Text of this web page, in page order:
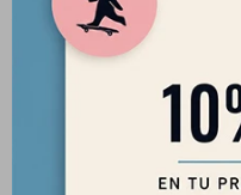
Largo: 32" (81.3 cm)
Wheelbase:25" (63.5 cm)
180mm Heavy Duty
SHR 78mm / 78a
RAD Abec 7